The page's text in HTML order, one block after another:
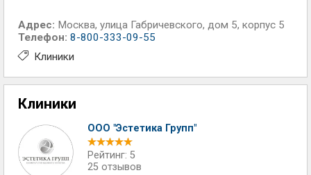
Адрес: Москва, улица Габричевского, дом 5, корпус 5
Телефон: 8-800-333-09-55
Клиники
Клиники
ООО "Эстетика Групп"
Рейтинг: 5
25 отзывов